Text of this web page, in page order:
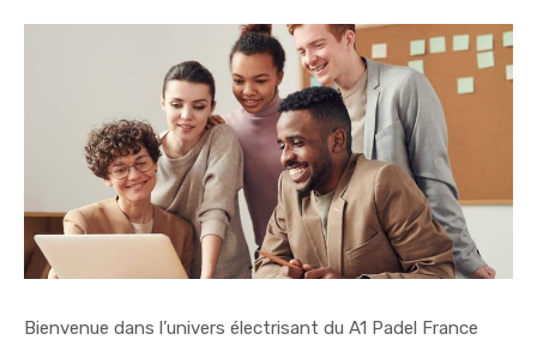
Bienvenue dans l’univers électrisant du A1 Padel France